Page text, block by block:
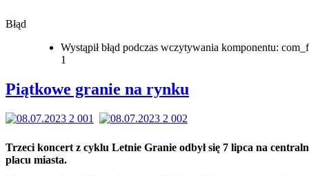
Błąd
Wystąpił błąd podczas wczytywania komponentu:
1
Piątkowe granie na rynku
Trzeci koncert z cyklu Letnie Granie odbył się 7 lipca na
placu miasta.